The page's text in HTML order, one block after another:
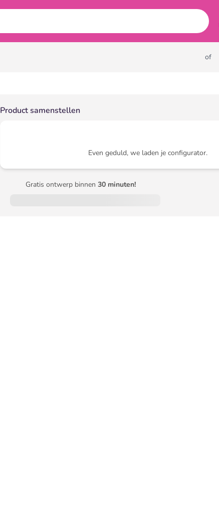
of
Product samenstellen
Even geduld, we laden je configurator.
Gratis ontwerp binnen 30 minuten!